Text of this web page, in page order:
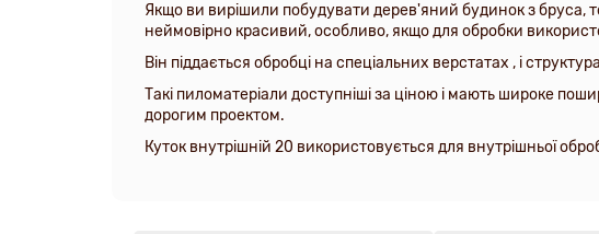
Якщо ви вирішили побудувати дерев'яний будинок з бруса,
неймовірно красивий, особливо, якщо для обробки
Він піддається обробці на спеціальних верстатах , і
Такі пиломатеріали доступніші за ціною і мають широке
дорогим проектом.
Куток внутрішній 20 використовується для внутрішньої